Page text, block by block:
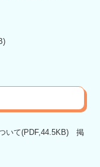
いて(PDF,44.5KB) 掲